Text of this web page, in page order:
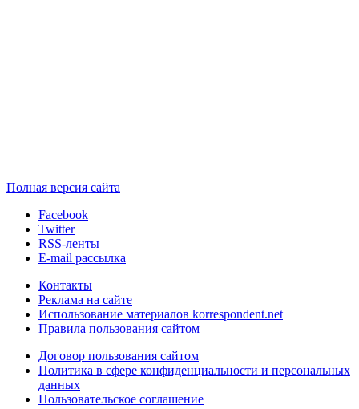
Полная версия сайта
Facebook
Twitter
RSS-ленты
E-mail рассылка
Контакты
Реклама на сайте
Использование материалов korrespondent.net
Правила пользования сайтом
Договор пользования сайтом
Политика в сфере конфиденциальности и персональных
данных
Пользовательское соглашение